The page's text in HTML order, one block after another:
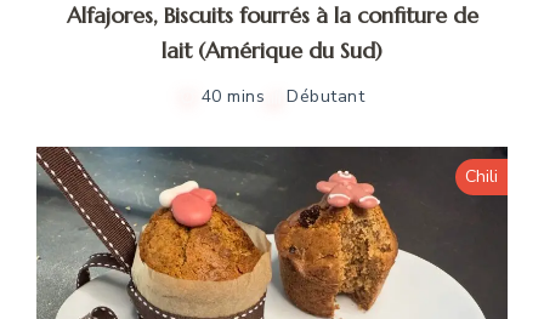
Alfajores, Biscuits fourrés à la confiture de
lait (Amérique du Sud)
40 mins Débutant
Chili